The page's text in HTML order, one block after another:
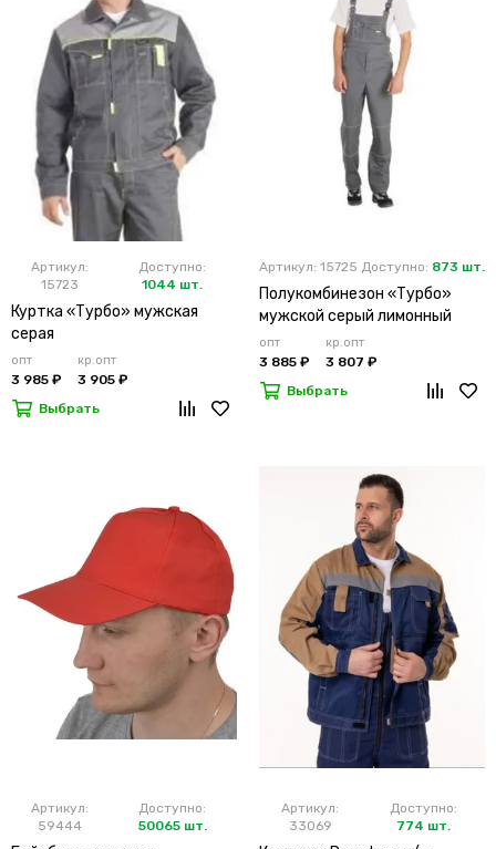
Артикул:
15723
Доступно:
1044 шт.
Куртка «Турбо» мужская
серая
опт
3 985 ₽
кр.опт
3 905 ₽
Выбрать
Артикул: 15725 Доступно: 873 шт.
Полукомбинезон «Турбо»
мужской серый лимонный
опт
3 885 ₽
кр.опт
3 807 ₽
Выбрать
Артикул:
59444
Доступно:
50065 шт.
Артикул:
33069
Доступно:
774 шт.